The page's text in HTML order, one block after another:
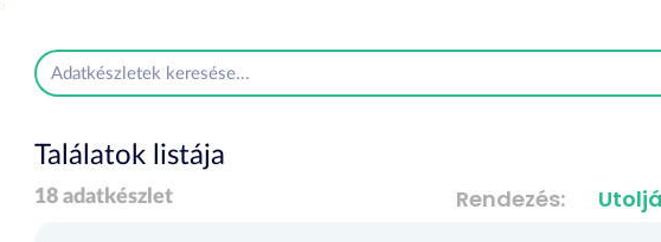
Rendezés
Találatok listája
18 adatkészlet